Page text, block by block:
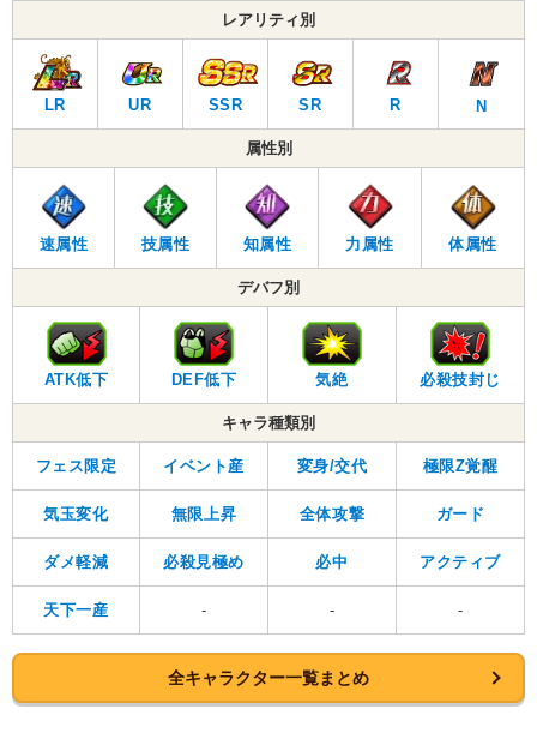
レアリティ別
LR UR SSR SR R N
属性別
速属性 技属性 知属性 力属性 体属性
デバフ別
ATK低下 DEF低下 気絶 必殺技封じ
キャラ種類別
フェス限定 イベント産 変身/交代 極限Z覚醒
気玉変化 無限上昇 全体攻撃 ガード
ダメ軽減 必殺見極め 必中 アクティブ
天下一産 - - -
全キャラクター一覧まとめ